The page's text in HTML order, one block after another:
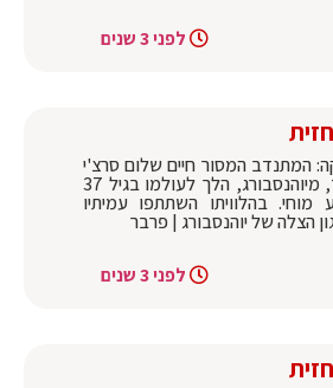
לפני 3 שנים
המתנדב המסור חיים שלום סרצ'י
חסיד חב"ד, מיוהנסבורג, הלך לעולמו בגיל 37
מוחי. בהלוויתו השתתפו עמיתיו
הצלה של יוהנסבורג | פרבר
לפני 3 שנים